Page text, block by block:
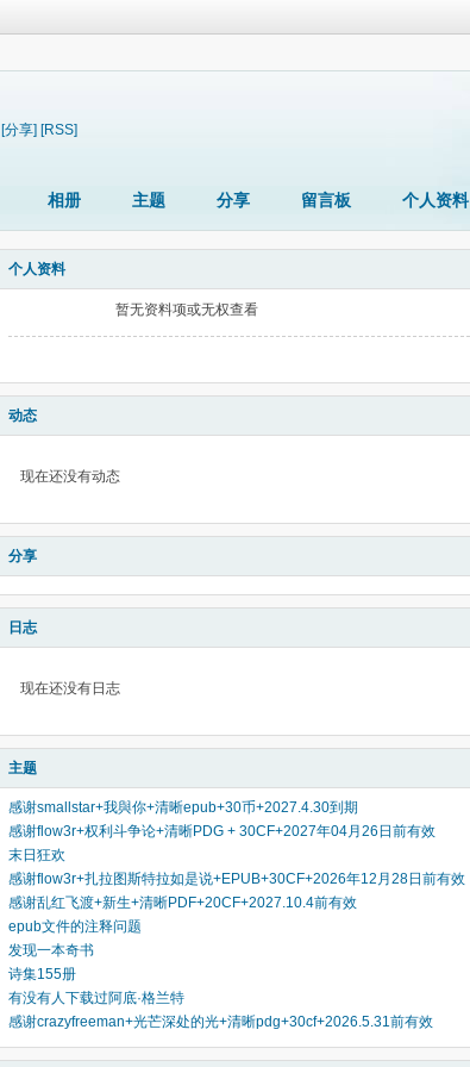
[分享] [RSS]
相册 主题 分享 留言板 个人资料
个人资料
暂无资料项或无权查看
动态
现在还没有动态
分享
日志
现在还没有日志
主题
感谢smallstar+我與你+清晰epub+30币+2027.4.30到期
感谢flow3r+权利斗争论+清晰PDG + 30CF+2027年04月26日前有效
末日狂欢
感谢flow3r+扎拉图斯特拉如是说+EPUB+30CF+2026年12月28日前有效
感谢乱红飞渡+新生+清晰PDF+20CF+2027.10.4前有效
epub文件的注释问题
发现一本奇书
诗集155册
有没有人下载过阿底·格兰特
感谢crazyfreeman+光芒深处的光+清晰pdg+30cf+2026.5.31前有效